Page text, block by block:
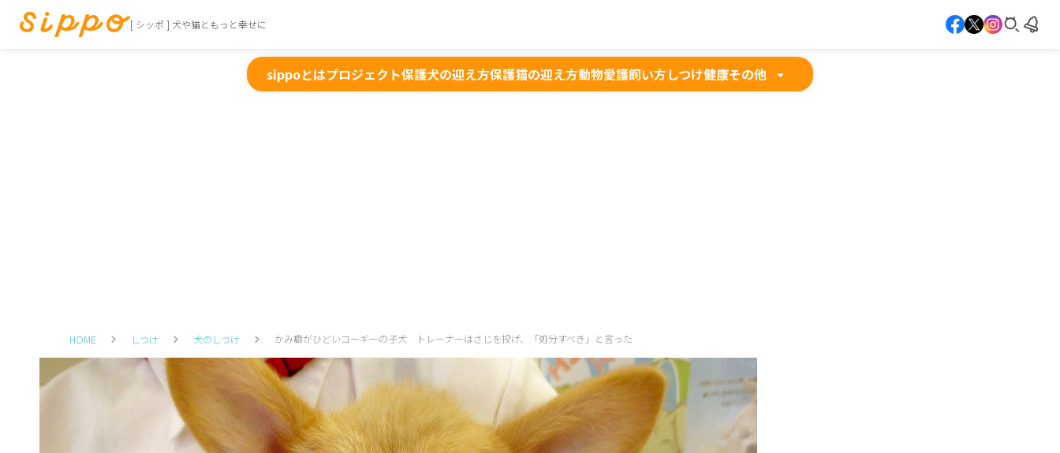
[ シッポ ] 犬や猫ともっと幸せに
sippoとはプロジェクト保護犬の迎え方保護猫の迎え方動物愛護飼い方しつけ健康その他
HOME しつけ 犬のしつけ かみ癖がひどいコーギーの子犬 トレーナーはさじを投げ、「処分すべき」と言った